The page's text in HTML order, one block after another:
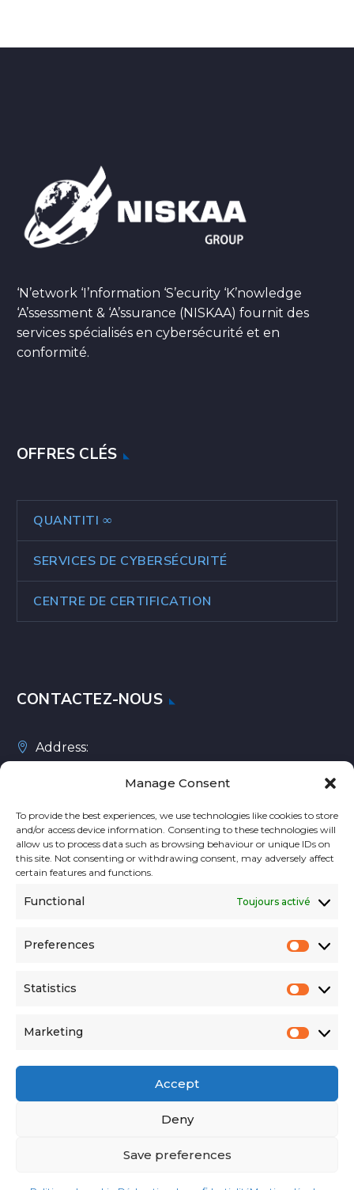
Manage Consent
To provide the best experiences, we use technologies like cookies to store
and/or access device information. Consenting to these technologies will
allow us to process data such as browsing behaviour or unique IDs on
this site. Not consenting or withdrawing consent, may adversely affect
certain features and functions.
Functional Toujours activé
Preferences
Statistics
Marketing
Accept
Deny
Save preferences
‘N’etwork ‘I’nformation ‘S’ecurity ‘K’nowledge
‘A’ssessment & ‘A’ssurance (NISKAA) fournit des
services spécialisés en cybersécurité et en
conformité.
OFFRES CLÉS
QUANTITI ∞
SERVICES DE CYBERSÉCURITÉ
CENTRE DE CERTIFICATION
CONTACTEZ-NOUS
Address:
Téléphone :+32 2 588 10 20
Email :contact@niskaa.com
© Copyright Niskaa Group 2026 | Site web par
BluMango